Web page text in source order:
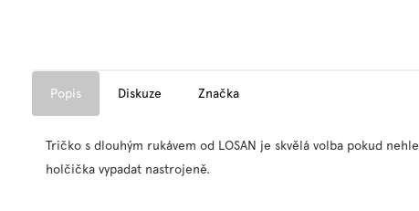
Popis Diskuze Značka
Tričko s dlouhým rukávem od LOSAN je skvělá volba pokud
holčička vypadat nastrojeně.